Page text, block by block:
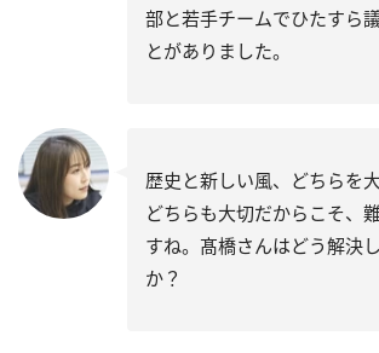
部と若手チームでひたすら
とがありました。
歴史と新しい風、どちらを
どちらも大切だからこそ、
すね。髙橋さんはどう解決
か？